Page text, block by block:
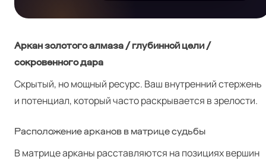
Аркан золотого алмаза / глубинной цели /
сокровенного дара
Скрытый, но мощный ресурс. Ваш внутренний стержень
и потенциал, который часто раскрывается в зрелости.
Расположение арканов в матрице судьбы
В матрице арканы расставляются на позициях вершин